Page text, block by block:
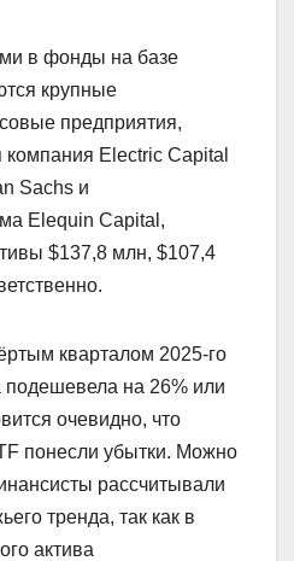
в фонды на базе
крупные
предприятия,
Electric Capital
Sachs и
Elequin Capital,
$137,8 млн, $107,4
кварталом 2025-го
подешевела на 26% или
очевидно, что
понесли убытки. Можно
рассчитывали
тренда, так как в
актива